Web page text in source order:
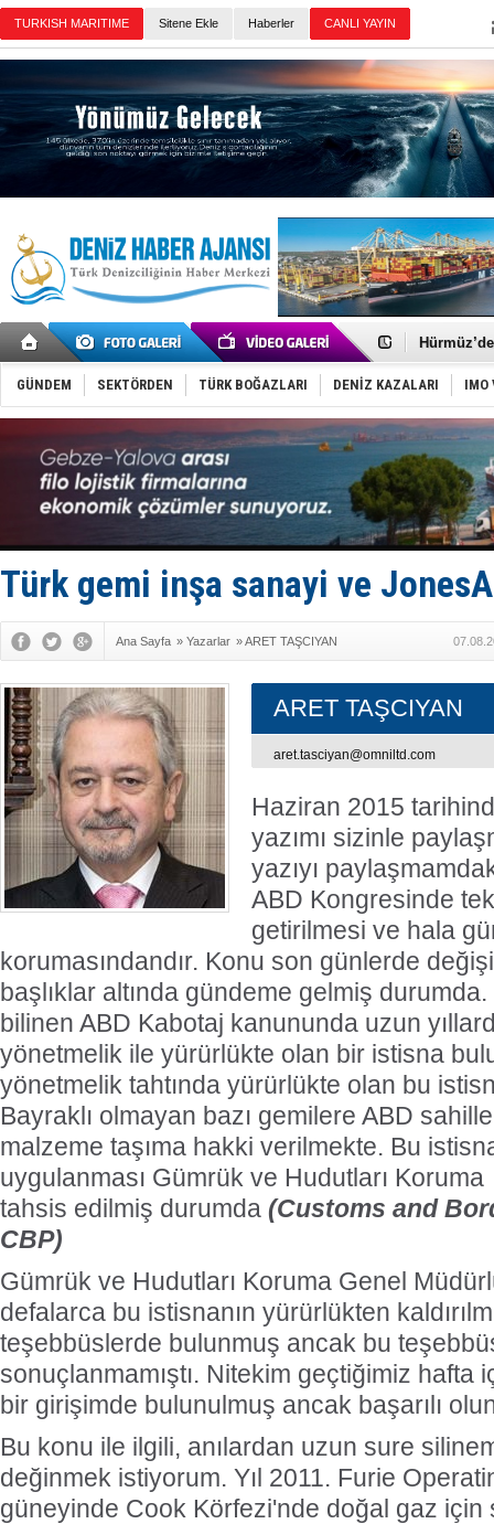
TURKISH MARITIME Sitene Ekle Haberler CANLI YAYIN
Keşfedildi:
D-Marin,
Van’da
ASEAN
TAYK -
İstanbul
Tersane
İngiliz
DESE,
GÜNDEM SEKTÖRDEN TÜRK BOĞAZLARI DENİZ KAZALARI IMO
Türk gemi inşa sanayi ve
Ana Sayfa » Yazarlar »ARET TAŞCIYAN
ARET TAŞCIYAN
aret.tasciyan@omniltd.com
Haziran 2015
yazımı sizinle
yazıyı
ABD Kongresinde
getirilmesi ve hala
korumasındandır. Konu son günlerde
başlıklar altında gündeme gelmiş
bilinen ABD Kabotaj kanununda uzun
yönetmelik ile yürürlükte olan bir istisna
yönetmelik tahtında yürürlükte olan bu
Bayraklı olmayan bazı gemilere ABD
malzeme taşıma hakki verilmekte. Bu
uygulanması Gümrük ve Hudutları
tahsis edilmiş durumda (Customs and
CBP)
Gümrük ve Hudutları Koruma Genel
defalarca bu istisnanın yürürlükten
teşebbüslerde bulunmuş ancak bu
sonuçlanmamıştı. Nitekim geçtiğimiz hafta
bir girişimde bulunulmuş ancak başarılı
Bu konu ile ilgili, anılardan uzun sure
değinmek istiyorum. Yıl 2011. Furie
güneyinde Cook Körfezi'nde doğal gaz için